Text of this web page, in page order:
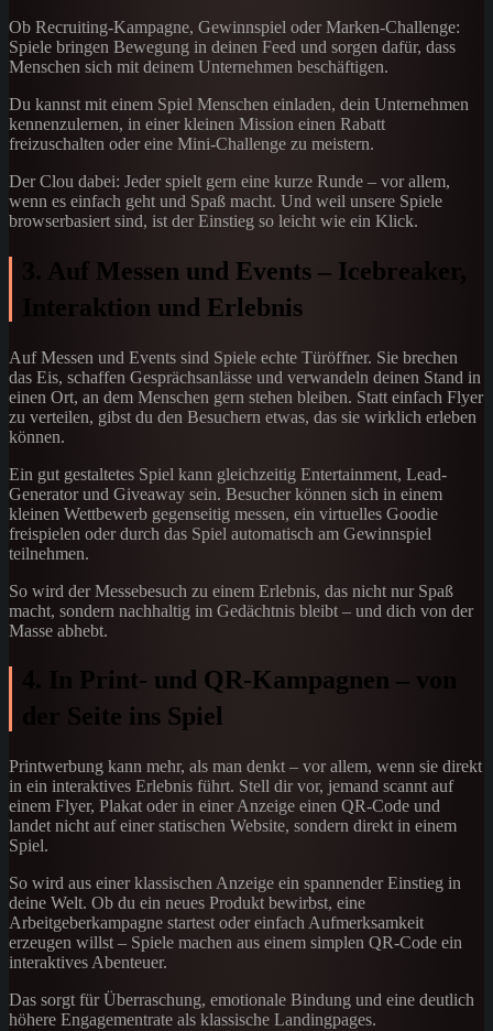
Ob Recruiting-Kampagne, Gewinnspiel oder Marken-Challenge:
Spiele bringen Bewegung in deinen Feed und sorgen dafür, dass
Menschen sich mit deinem Unternehmen beschäftigen.
Du kannst mit einem Spiel Menschen einladen, dein Unternehmen
kennenzulernen, in einer kleinen Mission einen Rabatt
freizuschalten oder eine Mini-Challenge zu meistern.
Der Clou dabei: Jeder spielt gern eine kurze Runde – vor allem,
wenn es einfach geht und Spaß macht. Und weil unsere Spiele
browserbasiert sind, ist der Einstieg so leicht wie ein Klick.
3. Auf Messen und Events – Icebreaker,
Interaktion und Erlebnis
Auf Messen und Events sind Spiele echte Türöffner. Sie brechen
das Eis, schaffen Gesprächsanlässe und verwandeln deinen Stand in
einen Ort, an dem Menschen gern stehen bleiben. Statt einfach Flyer
zu verteilen, gibst du den Besuchern etwas, das sie wirklich erleben
können.
Ein gut gestaltetes Spiel kann gleichzeitig Entertainment, Lead-
Generator und Giveaway sein. Besucher können sich in einem
kleinen Wettbewerb gegenseitig messen, ein virtuelles Goodie
freispielen oder durch das Spiel automatisch am Gewinnspiel
teilnehmen.
So wird der Messebesuch zu einem Erlebnis, das nicht nur Spaß
macht, sondern nachhaltig im Gedächtnis bleibt – und dich von der
Masse abhebt.
4. In Print- und QR-Kampagnen – von
der Seite ins Spiel
Printwerbung kann mehr, als man denkt – vor allem, wenn sie direkt
in ein interaktives Erlebnis führt. Stell dir vor, jemand scannt auf
einem Flyer, Plakat oder in einer Anzeige einen QR-Code und
landet nicht auf einer statischen Website, sondern direkt in einem
Spiel.
So wird aus einer klassischen Anzeige ein spannender Einstieg in
deine Welt. Ob du ein neues Produkt bewirbst, eine
Arbeitgeberkampagne startest oder einfach Aufmerksamkeit
erzeugen willst – Spiele machen aus einem simplen QR-Code ein
interaktives Abenteuer.
Das sorgt für Überraschung, emotionale Bindung und eine deutlich
höhere Engagementrate als klassische Landingpages.